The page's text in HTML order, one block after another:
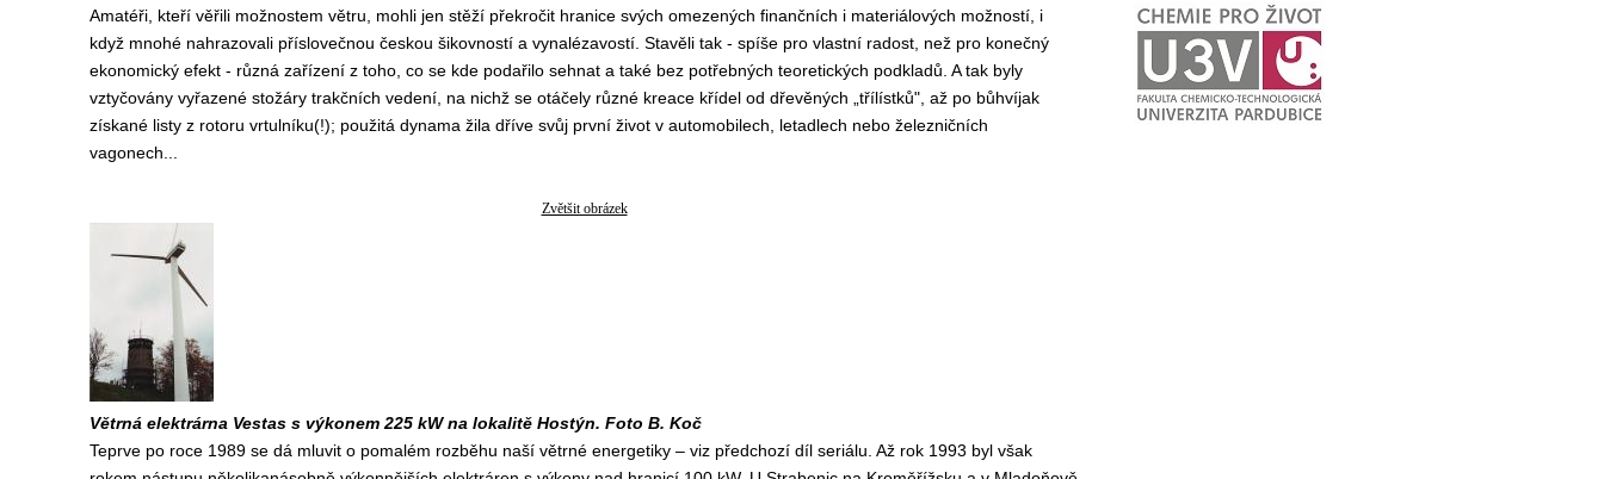
Amatéři, kteří věřili možnostem větru, mohli jen stěží překročit hranice svých omezených finančních i materiálových možností, i
když mnohé nahrazovali příslovečnou českou šikovností a vynalézavostí. Stavěli tak - spíše pro vlastní radost, než pro konečný
ekonomický efekt - různá zařízení z toho, co se kde podařilo sehnat a také bez potřebných teoretických podkladů. A tak byly
vztyčovány vyřazené stožáry trakčních vedení, na nichž se otáčely různé kreace křídel od dřevěných „třílístků", až po bůhvíjak
získané listy z rotoru vrtulníku(!); použitá dynama žila dříve svůj první život v automobilech, letadlech nebo železničních
vagonech...
Zvětšit obrázek
Větrná elektrárna Vestas s výkonem 225 kW na lokalitě Hostýn. Foto B. Koč
Teprve po roce 1989 se dá mluvit o pomalém rozběhu naší větrné energetiky – viz předchozí díl seriálu. Až rok 1993 byl však